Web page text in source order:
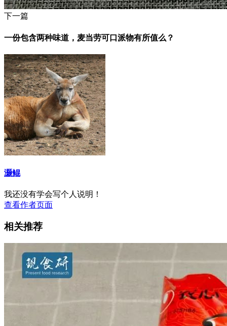
下一篇
一份包含两种味道，麦当劳可口派物有所值么？
灏鲲
我还没有学会写个人说明！
查看作者页面
相关推荐